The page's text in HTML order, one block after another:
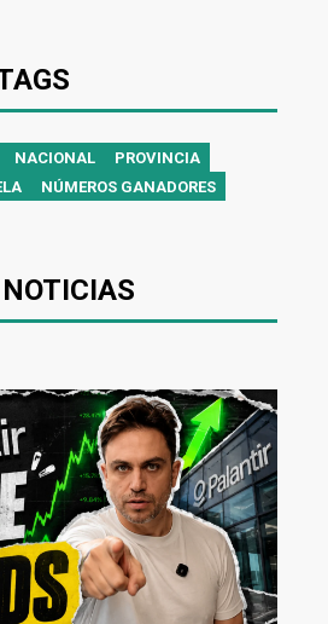
NACIONAL
PROVINCIA
NÚMEROS GANADORES